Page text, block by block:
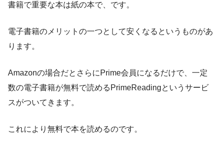
書籍で重要な本は紙の本で、です。
電子書籍のメリットの一つとして安くなるというものがあ
ります。
Amazonの場合だとさらにPrime会員になるだけで、一定
数の電子書籍が無料で読めるPrimeReadingというサービ
スがついてきます。
これにより無料で本を読めるのです。